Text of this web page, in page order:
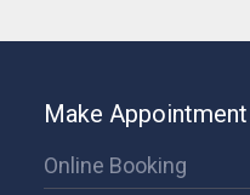
Make Appointment
Online Booking